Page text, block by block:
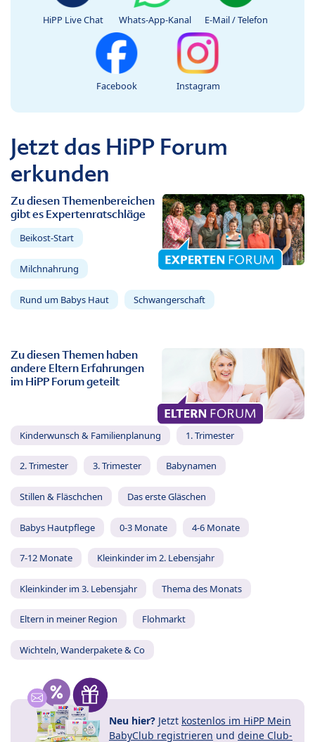
HiPP Live Chat Whats-App-Kanal E-Mail / Telefon
Facebook Instagram
Jetzt das HiPP Forum
erkunden
Zu diesen Themenbereichen
gibt es Expertenratschläge
Beikost-Start
Milchnahrung
Rund um Babys Haut Schwangerschaft
Zu diesen Themen haben
andere Eltern Erfahrungen
im HiPP Forum geteilt
Kinderwunsch & Familienplanung 1. Trimester
2. Trimester 3. Trimester Babynamen
Stillen & Fläschchen Das erste Gläschen
Babys Hautpflege 0-3 Monate 4-6 Monate
7-12 Monate Kleinkinder im 2. Lebensjahr
Kleinkinder im 3. Lebensjahr Thema des Monats
Eltern in meiner Region Flohmarkt
Wichteln, Wanderpakete & Co
Neu hier? Jetzt kostenlos im HiPP Mein
BabyClub registrieren und deine Club-